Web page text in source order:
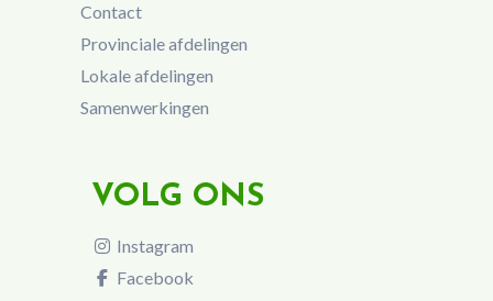
Contact
Provinciale afdelingen
Lokale afdelingen
Samenwerkingen
VOLG ONS
Instagram
Facebook